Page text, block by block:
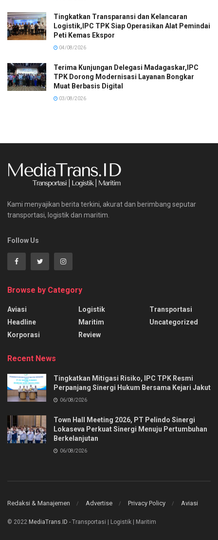
Tingkatkan Transparansi dan Kelancaran
Logistik,IPC TPK Siap Operasikan Alat Pemindai
Peti Kemas Ekspor
04/08/2026
Terima Kunjungan Delegasi Madagaskar,IPC
TPK Dorong Modernisasi Layanan Bongkar
Muat Berbasis Digital
03/08/2026
Kami menyajikan berita terkini, akurat dan berimbang seputar
transportasi, logistik dan maritim.
Follow Us
Browse by Category
Aviasi
Headline
Korporasi
Logistik
Maritim
Review
Transportasi
Uncategorized
Recent News
Tingkatkan Mitigasi Risiko, IPC TPK Resmi
Perpanjang Sinergi Hukum Bersama Kejari Jakut
06/08/2026
Town Hall Meeting 2026, PT Pelindo Sinergi
Lokaseva Perkuat Sinergi Menuju Pertumbuhan
Berkelanjutan
06/08/2026
Redaksi & Manajemen Advertise Privacy Policy Aviasi
© 2022 MediaTrans.ID - Transportasi | Logistik | Maritim